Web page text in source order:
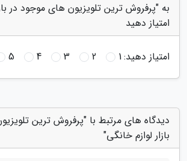
به "پرفروش ترین تلویزیون های موجود در
امتیاز دهید
امتیاز دهید:1
2
3
4
5
دیدگاه های مرتبط با "پرفروش ترین
بازار لوازم خانگی"